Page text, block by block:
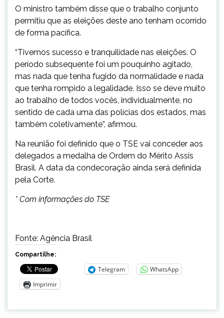
O ministro também disse que o trabalho conjunto
permitiu que as eleições deste ano tenham ocorrido
de forma pacífica.
“Tivemos sucesso e tranquilidade nas eleições. O
período subsequente foi um pouquinho agitado,
mas nada que tenha fugido da normalidade e nada
que tenha rompido a legalidade. Isso se deve muito
ao trabalho de todos vocês, individualmente, no
sentido de cada uma das polícias dos estados, mas
também coletivamente”, afirmou.
Na reunião foi definido que o TSE vai conceder aos
delegados a medalha de Ordem do Mérito Assis
Brasil. A data da condecoração ainda será definida
pela Corte.
* Com informações do TSE
Fonte: Agência Brasil
Compartilhe:
Telegram
WhatsApp
Imprimir